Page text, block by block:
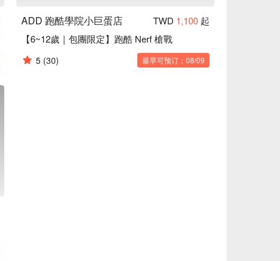
ADD 跑酷學院小巨蛋店 TWD 1,100 起
【6~12歲｜包團限定】跑酷 Nerf 槍戰
5 (30) 最早可预订：08/09